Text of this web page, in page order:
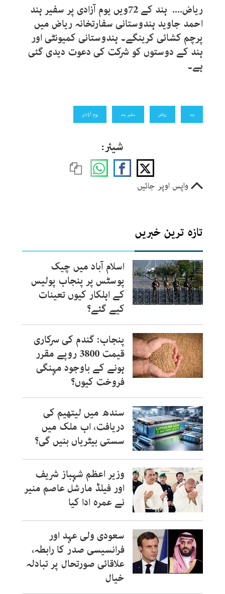
ریاض.... ہند کے 72ویں یوم آزادی پر سفیر ہند
احمد جاوید ہندوستانی سفارتخانہ ریاض میں
پرچم کشائی کرینگے۔ ہندوستانی کمیونٹی اور
ہند کے دوستوں کو شرکت کی دعوت دیدی گئی
ہے۔
ہند ریاض سفیر ہند یوم آزادی
شیئر:
واپس اوپر جائیں
تازہ ترین خبریں
اسلام آباد میں چیک
پوسٹس پر پنجاب پولیس
کے اہلکار کیوں تعینات
کیے گئے؟
پنجاب: گندم کی سرکاری
قیمت 3800 روپے مقرر
ہونے کے باوجود مہنگی
فروخت کیوں؟
سندھ میں لیتھیم کی
دریافت، اب ملک میں
سستی بیٹریاں بنیں گی؟
وزیر اعظم شہباز شریف
اور فیلڈ مارشل عاصم منیر
نے عمرہ ادا کیا
سعودی ولی عہد اور
فرانسیسی صدر کا رابطہ،
علاقائی صورتحال پر تبادلہ
خیال